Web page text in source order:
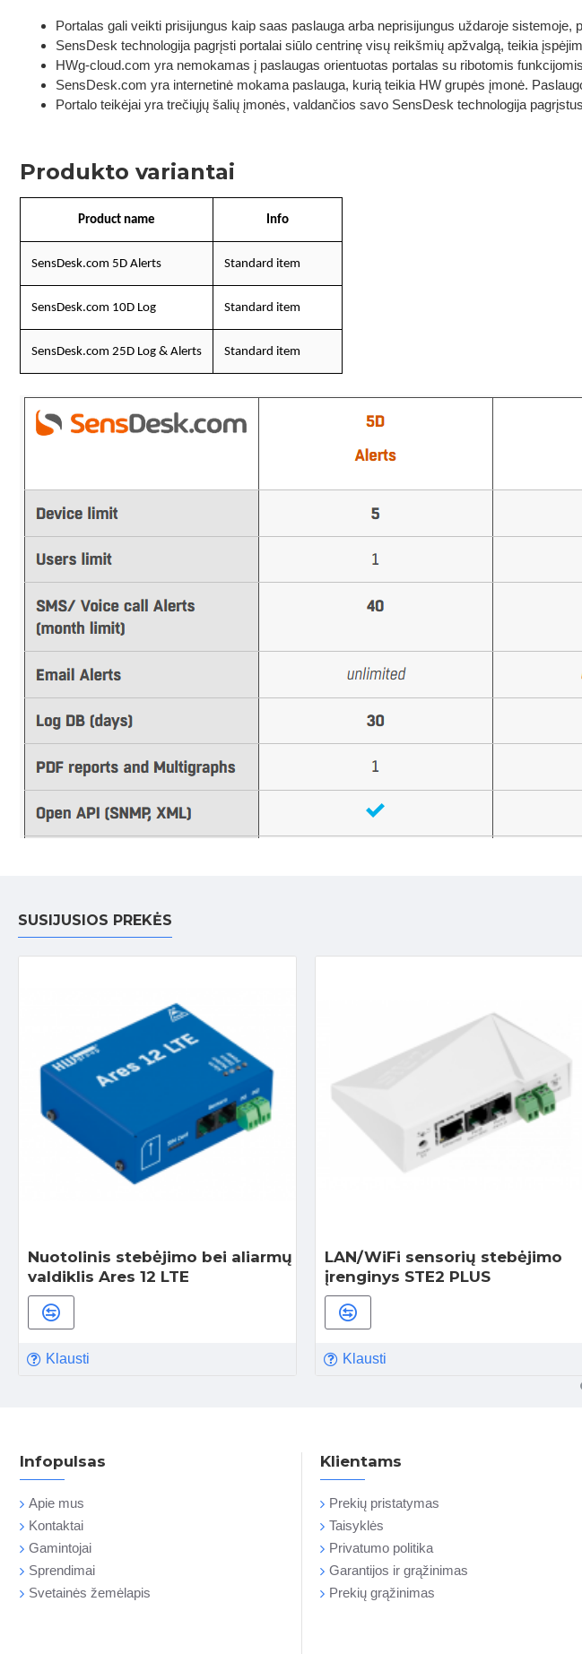
Portalas gali veikti prisijungus kaip saas paslauga arba neprisijungus uždaroje sistemoje,
SensDesk technologija pagrįsti portalai siūlo centrinę visų reikšmių apžvalgą, teikia
HWg-cloud.com yra nemokamas į paslaugas orientuotas portalas su ribotomis
SensDesk.com yra internetinė mokama paslauga, kurią teikia HW grupės įmonė.
Portalo teikėjai yra trečiųjų šalių įmonės, valdančios savo SensDesk technologija
Produkto variantai
Product name Info
SensDesk.com 5D Alerts Standard item
SensDesk.com 10D Log Standard item
SensDesk.com 25D Log & Alerts Standard item
SUSIJUSIOS PREKĖS
Nuotolinis stebėjimo bei aliarmų
valdiklis Ares 12 LTE
Klausti
LAN/WiFi sensorių stebėjimo
įrenginys STE2 PLUS
Klausti
Infopulsas
Apie mus
Kontaktai
Gamintojai
Sprendimai
Svetainės žemėlapis
Klientams
Prekių pristatymas
Taisyklės
Privatumo politika
Garantijos ir grąžinimas
Prekių grąžinimas